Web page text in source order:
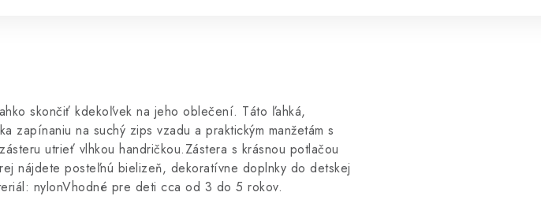
skončiť kdekoľvek na jeho oblečení. Táto ľahká,
na suchý zips vzadu a praktickým manžetám s
utrieť vlhkou handričkou.Zástera s krásnou potlačou
nájdete posteľnú bielizeň, dekoratívne doplnky do detskej
nylonVhodné pre deti cca od 3 do 5 rokov.